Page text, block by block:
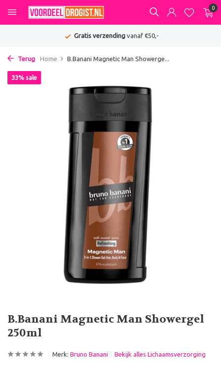
0
Gratis verzendingvanaf €50,-
Terug Home B.Banani Magnetic Man Showerge...
B.Banani Magnetic Man Showergel
250ml
33% sale
Merk: Bruno Banani Bekijk alles Lichaamsverzorging